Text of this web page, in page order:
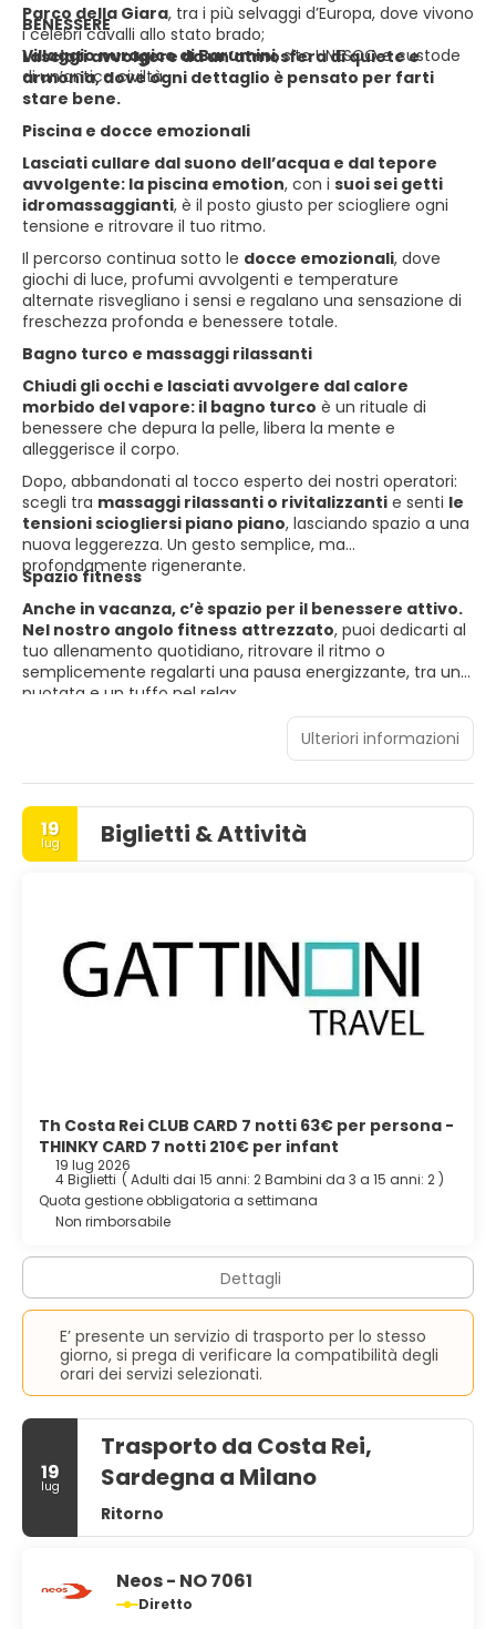
Parco della Giara, tra i più selvaggi d’Europa, dove vivono
i celebri cavalli allo stato brado;
Villaggio nuragico di Barumini, sito UNESCO e custode
di un’antica civiltà.
BENESSERE
Lasciati avvolgere da un’atmosfera di quiete e
armonia, dove ogni dettaglio è pensato per farti
stare bene.
Piscina e docce emozionali
Lasciati cullare dal suono dell’acqua e dal tepore
avvolgente: la piscina emotion, con i suoi sei getti
idromassaggianti, è il posto giusto per sciogliere ogni
tensione e ritrovare il tuo ritmo.
Il percorso continua sotto le docce emozionali, dove
giochi di luce, profumi avvolgenti e temperature
alternate risvegliano i sensi e regalano una sensazione di
freschezza profonda e benessere totale.
Bagno turco e massaggi rilassanti
Chiudi gli occhi e lasciati avvolgere dal calore
morbido del vapore: il bagno turco è un rituale di
benessere che depura la pelle, libera la mente e
alleggerisce il corpo.
Dopo, abbandonati al tocco esperto dei nostri operatori:
scegli tra massaggi rilassanti o rivitalizzanti e senti le
tensioni sciogliersi piano piano, lasciando spazio a una
nuova leggerezza. Un gesto semplice, ma
profondamente rigenerante.
Spazio fitness
Anche in vacanza, c’è spazio per il benessere attivo.
Nel nostro angolo fitness attrezzato, puoi dedicarti al
tuo allenamento quotidiano, ritrovare il ritmo o
semplicemente regalarti una pausa energizzante, tra una
nuotata e un tuffo nel relax.
Ulteriori informazioni
19
lug Biglietti & Attività
Th Costa Rei CLUB CARD 7 notti 63€ per persona -
THINKY CARD 7 notti 210€ per infant
19 lug 2026
4 Biglietti ( Adulti dai 15 anni: 2Bambini da 3 a 15 anni: 2 )
Quota gestione obbligatoria a settimana
Non rimborsabile
Dettagli
E’ presente un servizio di trasporto per lo stesso
giorno, si prega di verificare la compatibilità degli
orari dei servizi selezionati.
19
lug
Trasporto da Costa Rei,
Sardegna a Milano
Ritorno
Neos - NO 7061
Diretto